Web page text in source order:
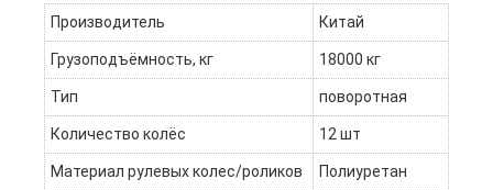
Производитель Китай
Грузоподъёмность, кг 18000 кг
Тип поворотная
Количество колёс 12 шт
Материал рулевых колес/роликов Полиуретан